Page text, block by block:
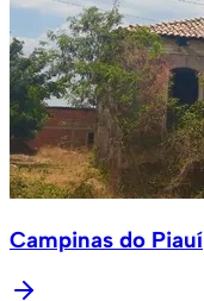
Campinas do Piauí